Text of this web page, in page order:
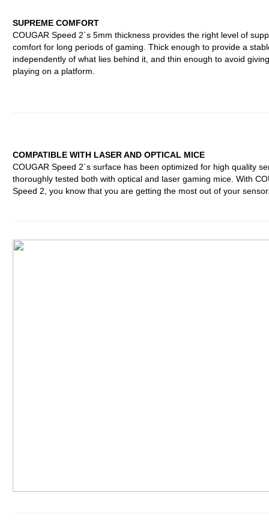
SUPREME COMFORT
COUGAR Speed 2`s 5mm thickness provides the right level of
comfort for long periods of gaming. Thick enough to provide a
independently of what lies behind it, and thin enough to avoid
playing on a platform.
COMPATIBLE WITH LASER AND OPTICAL MICE
COUGAR Speed 2´s surface has been optimized for high quality
thoroughly tested both with optical and laser gaming mice. With
Speed 2, you know that you are getting the most out of your